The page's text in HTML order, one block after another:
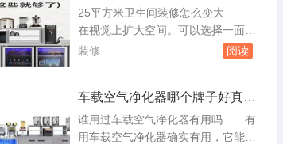
污染物质对大人小孩的身体都不好，
最好在一年以后。婴儿入住：新装修
的房子婴儿入住的话最好放在1年。
25平方米卫生间装修怎么变大
在视觉上扩大空间。可以选择一面大
镜子安装在卫生间的墙上，增加空间
如果自然光不足，可以通过增加照明
灯具来弥补。可以选择吸顶灯、壁灯
等多种照明方式，营造出明亮的氛
装修 阅读
车载空气净化器哪个牌子好真的
有用吗
谁用过车载空气净化器有用吗 有
用车载空气净化器确实有用，它能有